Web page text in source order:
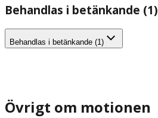
Behandlas i betänkande (1)
Behandlas i betänkande (1)
Övrigt om motionen